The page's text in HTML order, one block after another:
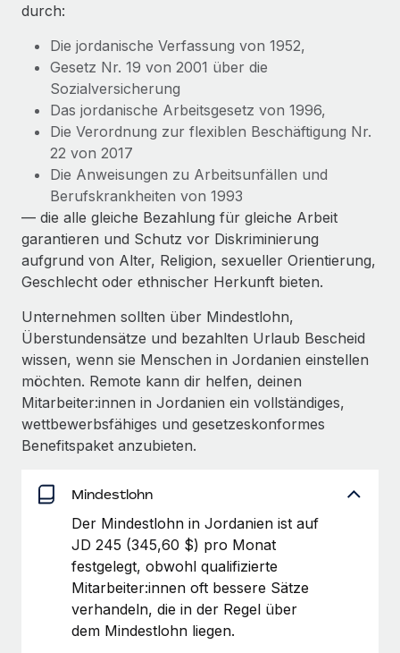
DIENSTLEISTUNGEN
Frag unsere Expert:innen
Hilfe von Expert:innen für globale HR & Compliance
Background-Checks
Einfacheres Bewerber:innen-Screening
Compliance Watchtower
Lückenlose Compliance
Geräteverwaltung
Globale Bereitstellung und Verfolgung von IT-
Geräten
Gründung von Niederlassungen
Schnelle, rechtssichere Gründung von
Niederlassungen
Mobilität und Relocation
Benefits
Beratung zu Integrationen und KI-Automatisierung
FALLSTUDIEN
So hat der KI-Vorreiter Weaviate sein Team mit
Weaviate auf einen Blick Weaviate entwickelt KI-basierte
Open-Source-Infrastrukturen. Das...
Mehr erfahren
Strategische Partnerschaft zwischen
Reverse Tech und Remote für Contractor
Management und Payroll
Reverse Tech auf einen Blick Das Gesundheits- und
Wellness-Startup Reverse Tech hat das globale...
Mehr erfahren
Informationen zu Gehältern und Qualifikationen
Insights Center
Hol dir Unterstützung
Alle Ressourcen anzeigen
BLOG
Globale Payroll
EOR und PEO
Contractor Management
Den Blog erkunden
BLOG
Gusto und Zero und Contractor Management
Plus
Auch im neuen Jahr wollen wir bei Remote Unternehmen
aller Größen dabei unterstützen, die beste...
Mehr erfahren
durch:
Die jordanische Verfassung von 1952,
Gesetz Nr. 19 von 2001 über die
Sozialversicherung
Das jordanische Arbeitsgesetz von 1996,
Die Verordnung zur flexiblen Beschäftigung Nr.
22 von 2017
Die Anweisungen zu Arbeitsunfällen und
Berufskrankheiten von 1993
— die alle gleiche Bezahlung für gleiche Arbeit
garantieren und Schutz vor Diskriminierung
aufgrund von Alter, Religion, sexueller Orientierung,
Geschlecht oder ethnischer Herkunft bieten.
Unternehmen sollten über Mindestlohn,
Überstundensätze und bezahlten Urlaub Bescheid
wissen, wenn sie Menschen in Jordanien einstellen
möchten. Remote kann dir helfen, deinen
Mitarbeiter:innen in Jordanien ein vollständiges,
wettbewerbsfähiges und gesetzeskonformes
Benefitspaket anzubieten.
Mindestlohn
Der Mindestlohn in Jordanien ist auf
JD 245 (345,60 $) pro Monat
festgelegt, obwohl qualifizierte
Mitarbeiter:innen oft bessere Sätze
verhandeln, die in der Regel über
dem Mindestlohn liegen.